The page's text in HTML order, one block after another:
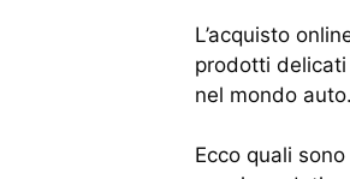
L’acquisto
prodotti delicati
nel mondo auto.
Ecco quali